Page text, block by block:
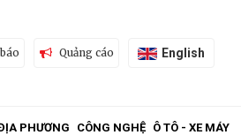
Quảng cáo English
PHƯƠNG CÔNG NGHỆ Ô TÔ - XE MÁY